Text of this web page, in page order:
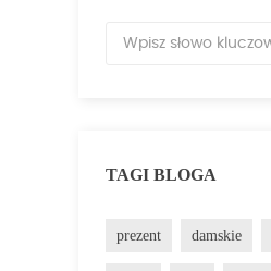
TAGI BLOGA
prezent damskie